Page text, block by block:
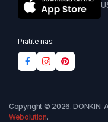
Pratite nas:
Copyright © 2026. DONKIN.
Webolution.